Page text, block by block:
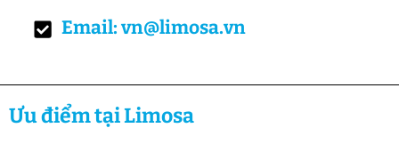
Email: vn@limosa.vn
Ưu điểm tại Limosa